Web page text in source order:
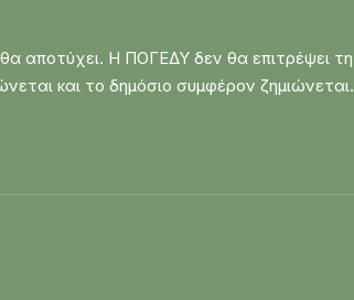
αποτύχει. Η ΠΟΓΕΔΥ δεν θα επιτρέψει τη
και το δημόσιο συμφέρον ζημιώνεται.